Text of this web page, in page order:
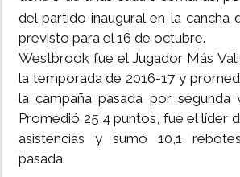
del partido inaugural en la cancha
previsto para el 16 de octubre.
Westbrook fue el Jugador Más
la temporada de 2016-17 y
la campaña pasada por segunda
Promedió 25,4 puntos, fue el líder
asistencias y sumó 10,1
pasada.